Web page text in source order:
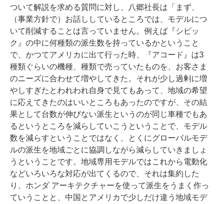
ついて解説を求める質問に対し、八郷社長は「まず、
（事業方針で）お話ししているところでは、モデルにつ
いて削減することは言っていません。例えば『シビッ
ク』の中に何種類の派生数を持っているかということ
で、かつてアメリカに出て行った時、『アコード』は3
種類ぐらいの機種、種類で売っていたものを、お客さま
のニーズに合わせて増やしてきた。それが少し過剰に増
やしすぎたとわれわれ自身で見てもあって、地域の希望
に応えてきたのはいいところもあったのですが、その結
果として台数が伸びない派生というのが同じ車種でもあ
るというところを減らしていこうということで、モデル
数を減らすということではなく、とくにグローバルモデ
ルの派生を地域ごとに協調しながら減らしていきましょ
うということです。地域専用モデルではこれから電動化
などいろいろな対応が出てくるので、それは集約した
り、ホンダ アーキテクチャーを使って派生をうまく作っ
ていうことと、中国とアメリカで少しだけ違う地域モデ